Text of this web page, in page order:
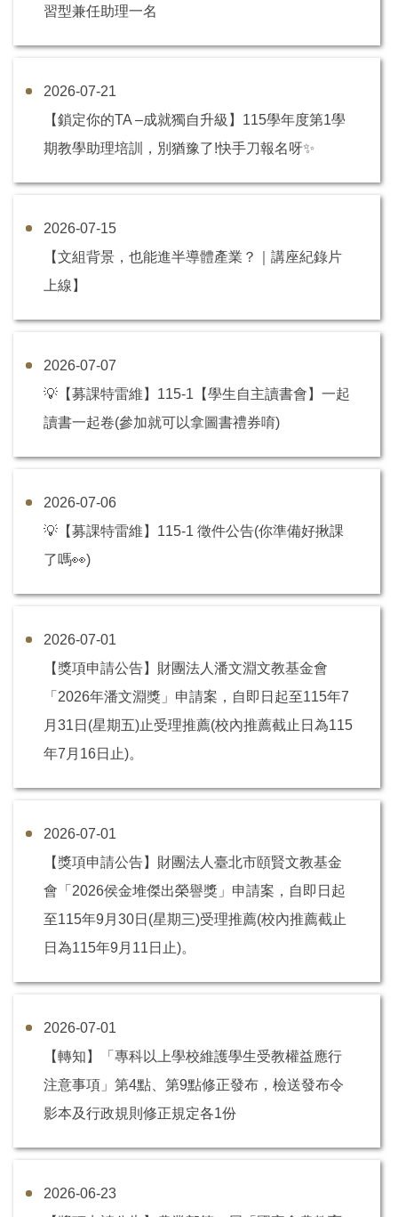
校學士專區
教發常見問與答專區
習型兼任助理一名
2026-07-21
【鎖定你的TA –成就獨自升級】115學年度第1學
期教學助理培訓，別猶豫了!快手刀報名呀✨
2026-07-15
【文組背景，也能進半導體產業？｜講座紀錄片
上線】
2026-07-07
💡【募課特雷維】115-1【學生自主讀書會】一起
讀書一起卷(參加就可以拿圖書禮券唷)
2026-07-06
💡【募課特雷維】115-1 徵件公告(你準備好揪課
了嗎👀)
2026-07-01
【獎項申請公告】財團法人潘文淵文教基金會
「2026年潘文淵獎」申請案，自即日起至115年7
月31日(星期五)止受理推薦(校內推薦截止日為115
年7月16日止)。
2026-07-01
【獎項申請公告】財團法人臺北市頤賢文教基金
會「2026侯金堆傑出榮譽獎」申請案，自即日起
至115年9月30日(星期三)受理推薦(校內推薦截止
日為115年9月11日止)。
2026-07-01
【轉知】「專科以上學校維護學生受教權益應行
注意事項」第4點、第9點修正發布，檢送發布令
影本及行政規則修正規定各1份
2026-06-23